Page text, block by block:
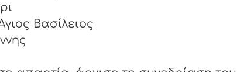
Βασίλειος